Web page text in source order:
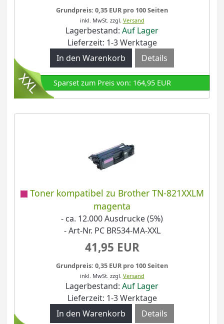
Grundpreis: 0,35 EUR pro 100 Seiten
inkl. MwSt. zzgl. Versand
Lagerbestand: Auf Lager
Lieferzeit: 1-3 Werktage
Details
Sparset zum Preis von: 164,95 EUR
Toner kompatibel zu Brother TN-821XXLM
magenta
- ca. 12.000 Ausdrucke (5%)
- Art-Nr. PC BR534-MA-XXL
41,95 EUR
Grundpreis: 0,35 EUR pro 100 Seiten
inkl. MwSt. zzgl. Versand
Lagerbestand: Auf Lager
Lieferzeit: 1-3 Werktage
Details